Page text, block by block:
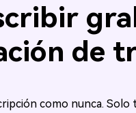
de
como nunca.